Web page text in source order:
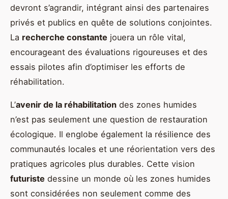
devront s’agrandir, intégrant ainsi des partenaires
privés et publics en quête de solutions conjointes.
La recherche constante jouera un rôle vital,
encourageant des évaluations rigoureuses et des
essais pilotes afin d’optimiser les efforts de
réhabilitation.
L’avenir de la réhabilitation des zones humides
n’est pas seulement une question de restauration
écologique. Il englobe également la résilience des
communautés locales et une réorientation vers des
pratiques agricoles plus durables. Cette vision
futuriste dessine un monde où les zones humides
sont considérées non seulement comme des